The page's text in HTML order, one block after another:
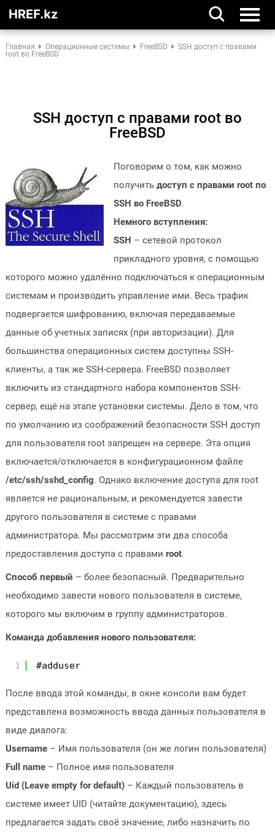
Главная Операционные системы FreeBSD
SSH доступ с правами
root во FreeBSD
SSH доступ с правами root во
FreeBSD
Поговорим о том, как можно
получить доступ с правами root по
SSH во FreeBSD.
Немного вступления:
SSH – сетевой протокол
прикладного уровня, с помощью
которого можно удалённо подключаться к операционным
системам и производить управление ими. Весь трафик
подвергается шифрованию, включая передаваемые
данные об учетных записях (при авторизации). Для
большинства операционных систем доступны SSH-
клиенты, а так же SSH-сервера. FreeBSD позволяет
включить из стандартного набора компонентов SSH-
сервер, ещё на этапе установки системы. Дело в том, что
по умолчанию из соображений безопасности SSH доступ
для пользователя root запрещен на сервере. Эта опция
включается/отключается в конфигурационном файле
/etc/ssh/sshd_config. Однако включение доступа для root
является не рациональным, и рекомендуется завести
другого пользователя в системе с правами
администратора. Мы рассмотрим эти два способа
предоставления доступа с правами root.
Способ первый – более безопасный. Предварительно
необходимо завести нового пользователя в системе,
которого мы включим в группу администраторов.
Команда добавления нового пользователя:
1 #adduser
После ввода этой команды, в окне консоли вам будет
представлена возможность ввода данных пользователя в
виде диалога:
Username– Имя пользователя (он же логин пользователя)
Full name– Полное имя пользователя
Uid (Leave empty for default)– Каждый пользователь в
системе имеет UID (читайте документацию), здесь
предлагается задать своё значение, либо назначить по